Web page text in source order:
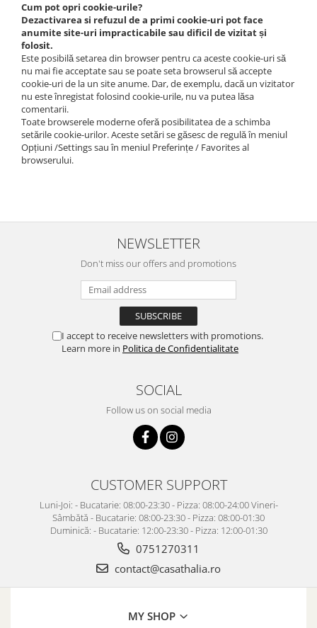
Cum pot opri cookie-urile?
Dezactivarea si refuzul de a primi cookie-uri pot face
anumite site-uri impracticabile sau dificil de vizitat și
folosit.
Este posibilă setarea din browser pentru ca aceste cookie-uri să
nu mai fie acceptate sau se poate seta browserul să accepte
cookie-uri de la un site anume. Dar, de exemplu, dacă un vizitator
nu este înregistat folosind cookie-urile, nu va putea lăsa
comentarii.
Toate browserele moderne oferă posibilitatea de a schimba
setările cookie-urilor. Aceste setări se găsesc de regulă în meniul
Opțiuni /Settings sau în meniul Preferințe / Favorites al
browserului.
NEWSLETTER
Don't miss our offers and promotions
I accept to receive newsletters with promotions.
Learn more in Politica de Confidentialitate
SOCIAL
Follow us on social media
CUSTOMER SUPPORT
Luni-Joi: - Bucatarie: 08:00-23:30 - Pizza: 08:00-24:00 Vineri-
Sâmbătă - Bucatarie: 08:00-23:30 - Pizza: 08:00-01:30
Duminică: - Bucatarie: 12:00-23:30 - Pizza: 12:00-01:30
0751270311
contact@casathalia.ro
MY SHOP